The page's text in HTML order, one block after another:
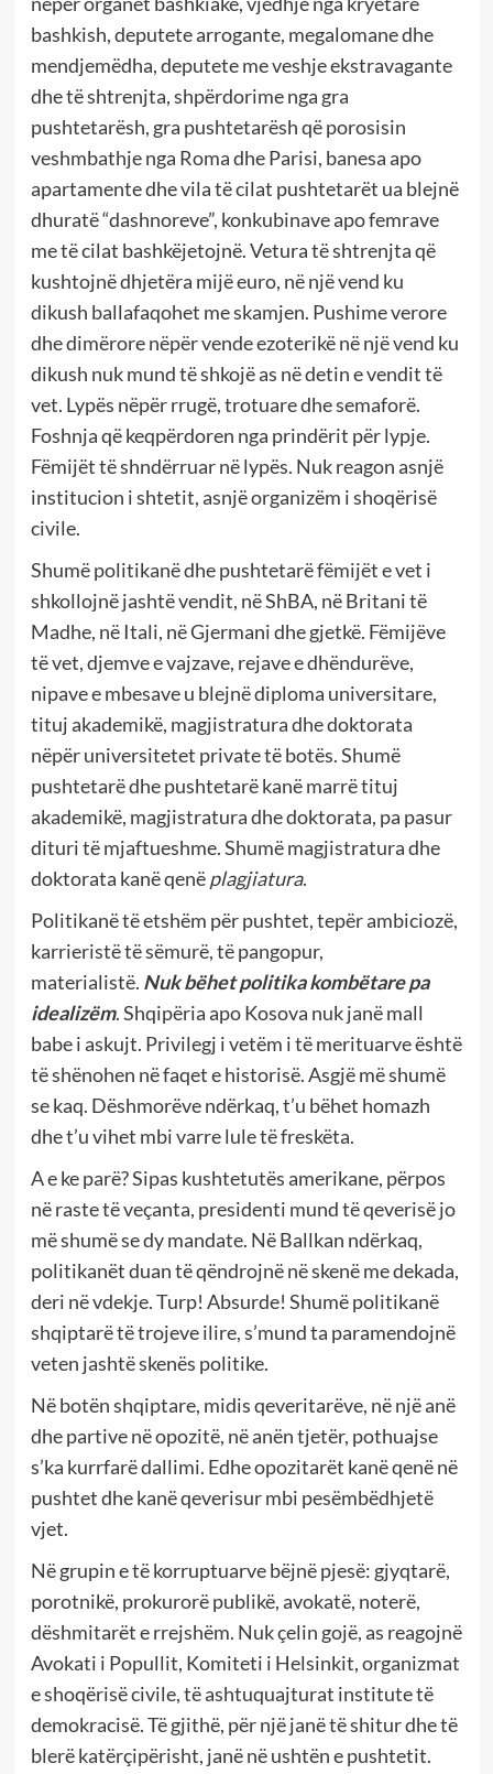
bashkish, deputete arrogante, megalomane dhe
mendjemëdha, deputete me veshje ekstravagante
dhe të shtrenjta, shpërdorime nga gra
pushtetarësh, gra pushtetarësh që porosisin
veshmbathje nga Roma dhe Parisi, banesa apo
apartamente dhe vila të cilat pushtetarët ua blejnë
dhuratë “dashnoreve”, konkubinave apo femrave
me të cilat bashkëjetojnë. Vetura të shtrenjta që
kushtojnë dhjetëra mijë euro, në një vend ku
dikush ballafaqohet me skamjen. Pushime verore
dhe dimërore nëpër vende ezoterikë në një vend ku
dikush nuk mund të shkojë as në detin e vendit të
vet. Lypës nëpër rrugë, trotuare dhe semaforë.
Foshnja që keqpërdoren nga prindërit për lypje.
Fëmijët të shndërruar në lypës. Nuk reagon asnjë
institucion i shtetit, asnjë organizëm i shoqërisë
civile.
Shumë politikanë dhe pushtetarë fëmijët e vet i
shkollojnë jashtë vendit, në ShBA, në Britani të
Madhe, në Itali, në Gjermani dhe gjetkë. Fëmijëve
të vet, djemve e vajzave, rejave e dhëndurëve,
nipave e mbesave u blejnë diploma universitare,
tituj akademikë, magjistratura dhe doktorata
nëpër universitetet private të botës. Shumë
pushtetarë dhe pushtetarë kanë marrë tituj
akademikë, magjistratura dhe doktorata, pa pasur
dituri të mjaftueshme. Shumë magjistratura dhe
doktorata kanë qenëplagjiatura.
Politikanë të etshëm për pushtet, tepër ambiciozë,
karrieristë të sëmurë, të pangopur,
materialistë. Nuk bëhet politika kombëtare pa
idealizëm. Shqipëria apo Kosova nuk janë mall
babe i askujt. Privilegj i vetëm i të merituarve është
të shënohen në faqet e historisë. Asgjë më shumë
se kaq. Dëshmorëve ndërkaq, t’u bëhet homazh
dhe t’u vihet mbi varre lule të freskëta.
A e ke parë? Sipas kushtetutës amerikane, përpos
në raste të veçanta, presidenti mund të qeverisë jo
më shumë se dy mandate. Në Ballkan ndërkaq,
politikanët duan të qëndrojnë në skenë me dekada,
deri në vdekje. Turp! Absurde! Shumë politikanë
shqiptarë të trojeve ilire, s’mund ta paramendojnë
veten jashtë skenës politike.
Në botën shqiptare, midis qeveritarëve, në një anë
dhe partive në opozitë, në anën tjetër, pothuajse
s’ka kurrfarë dallimi. Edhe opozitarët kanë qenë në
pushtet dhe kanë qeverisur mbi pesëmbëdhjetë
vjet.
Në grupin e të korruptuarve bëjnë pjesë: gjyqtarë,
porotnikë, prokurorë publikë, avokatë, noterë,
dëshmitarët e rrejshëm. Nuk çelin gojë, as reagojnë
Avokati i Popullit, Komiteti i Helsinkit, organizmat
e shoqërisë civile, të ashtuquajturat institute të
demokracisë. Të gjithë, për një janë të shitur dhe të
blerë katërçipërisht, janë në ushtën e pushtetit.